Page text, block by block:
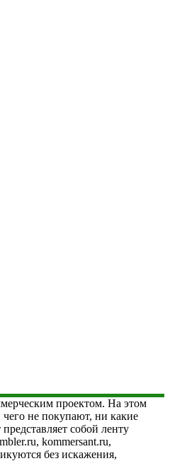
проектом. На этом
не покупают, ни какие
собой ленту
kommersant.ru,
без искажения,